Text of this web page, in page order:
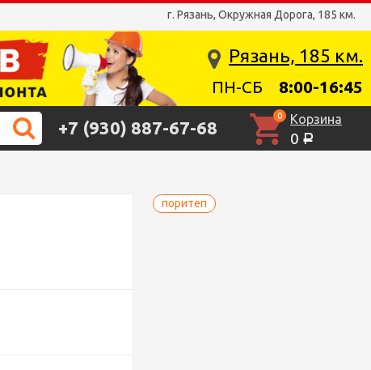
г. Рязань, Окружная Дорога, 185 км.
Рязань, 185 км.
ПН-СБ 8:00-16:45
+7 (930) 887-67-68
0 Корзина
0 Р
поритеп